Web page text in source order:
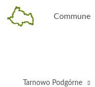
Commune
Tarnowo Podgórne